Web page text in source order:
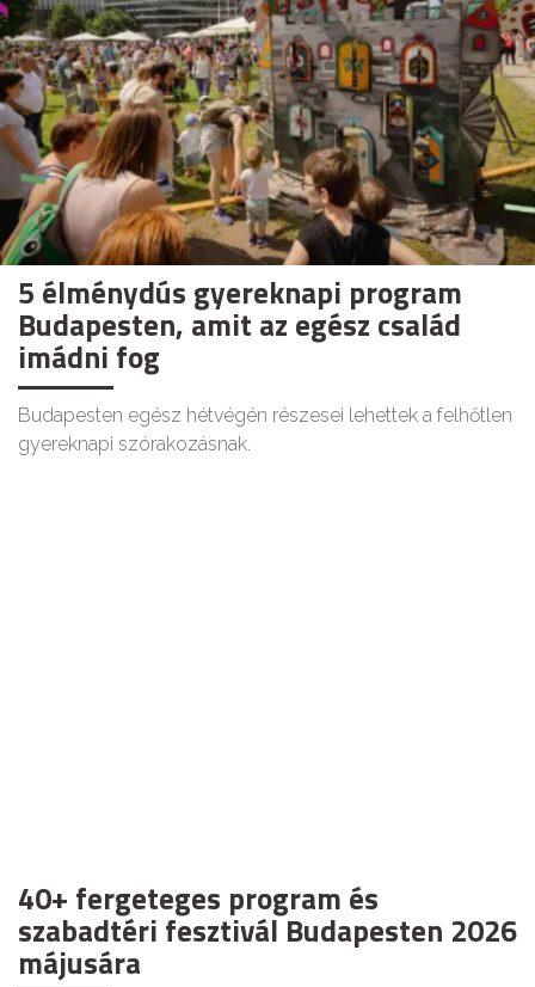
5 élménydús gyereknapi program
Budapesten, amit az egész család
imádni fog
Budapesten egész hétvégén részesei lehettek a felhőtlen
gyereknapi szórakozásnak.
40+ fergeteges program és
szabadtéri fesztivál Budapesten 2026
májusára